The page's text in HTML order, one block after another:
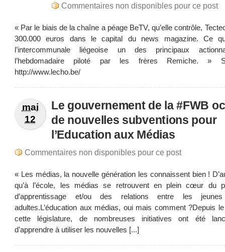
Commentaires non disponibles pour ce post
« Par le biais de la chaîne a péage BeTV, qu’elle contrôle,
300.000 euros dans le capital du news magazine. Ce
l’intercommunale liégeoise un des principaux
l’hebdomadaire piloté par les frères Remiche. »
http://www.lecho.be/
mai
12
Le gouvernement de la #FWB
de nouvelles subventions pour
l’Education aux Médias
Commentaires non disponibles pour ce post
« Les médias, la nouvelle génération les connaissent bien !
qu’à l’école, les médias se retrouvent en plein cœur du
d’apprentissage et/ou des relations entre les
adultes.L’éducation aux médias, oui mais comment ?Depuis
cette législature, de nombreuses initiatives ont été
d’apprendre à utiliser les nouvelles [...]